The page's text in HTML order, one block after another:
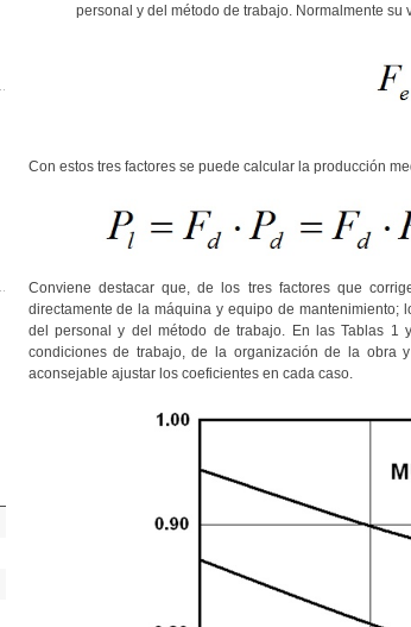
personal y del método de trabajo. Normalmente su
Con estos tres factores se puede calcular la producción
Conviene destacar que, de los tres factores que
directamente de la máquina y equipo de
del personal y del método de trabajo. En las Tablas
condiciones de trabajo, de la organización de la obra
aconsejable ajustar los coeficientes en cada caso.